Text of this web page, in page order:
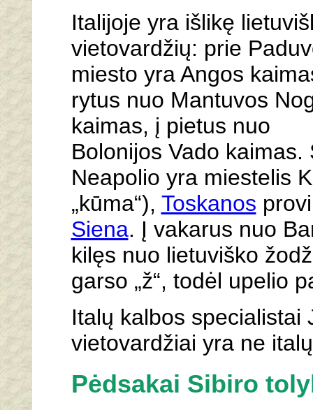
Italijoje yra išlikę
vietovardžių: prie
miesto yra Angos
rytus nuo Mantuvos
kaimas, į pietus nuo
Bolonijos Vado kaimas.
Neapolio yra miestelis
„kūma“), Toskanos
Siena. Į vakarus nuo
kilęs nuo lietuviško
garso „ž“, todėl upelio
Italų kalbos specialistai
vietovardžiai yra ne
Pėdsakai Sibiro